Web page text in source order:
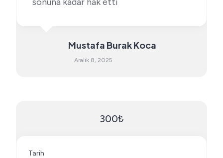
Mustafa Burak Koca
Aralık 8, 2025
300₺
Tarih